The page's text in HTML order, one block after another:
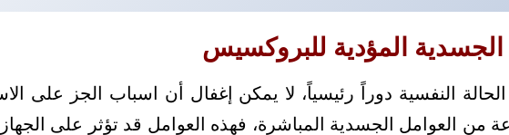
الجسدية المؤدية للبروكسيس
الحالة النفسية دوراً رئيسياً، لا يمكن إغفال أن اسباب الجز على
من العوامل الجسدية المباشرة، فهذه العوامل قد تؤثر على